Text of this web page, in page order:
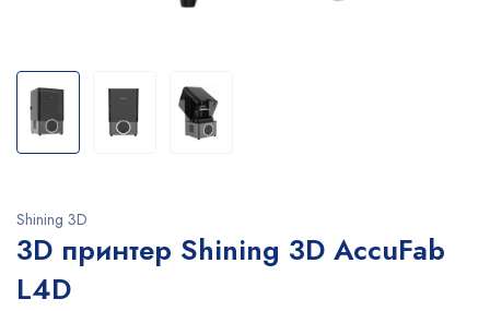
Shining 3D
3D принтер Shining 3D AccuFab
L4D